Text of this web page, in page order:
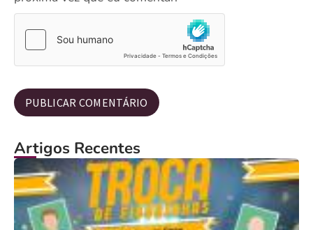
Artigos Recentes